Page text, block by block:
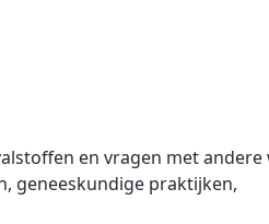
en vragen met
geneeskundige praktijken,